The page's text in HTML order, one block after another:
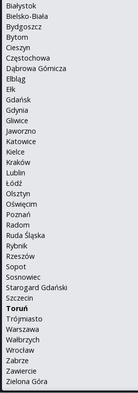
Białystok
Bielsko-Biała
Bydgoszcz
Bytom
Cieszyn
Częstochowa
Dąbrowa Górnicza
Elbląg
Ełk
Gdańsk
Gdynia
Gliwice
Jaworzno
Katowice
Kielce
Kraków
Lublin
Łódź
Olsztyn
Oświęcim
Poznań
Radom
Ruda Śląska
Rybnik
Rzeszów
Sopot
Sosnowiec
Starogard Gdański
Szczecin
Toruń
Trójmiasto
Warszawa
Wałbrzych
Wrocław
Zabrze
Zawiercie
Zielona Góra